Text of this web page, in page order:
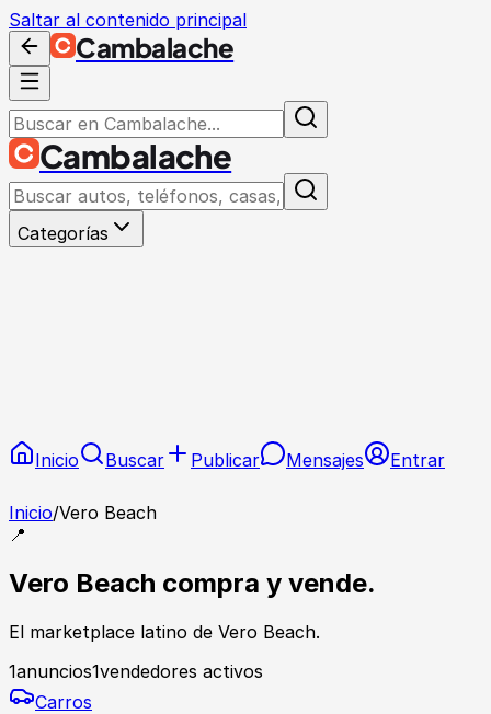
Saltar al contenido principal
Cambalache
Cambalache
Categorías
Inicio Buscar Publicar Mensajes Entrar
Inicio/Vero Beach
📍
Vero Beach compra y vende.
El marketplace latino de Vero Beach.
1anuncios1vendedores activos
Carros